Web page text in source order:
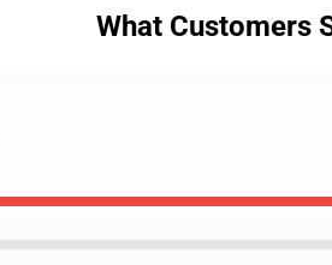
What Customers